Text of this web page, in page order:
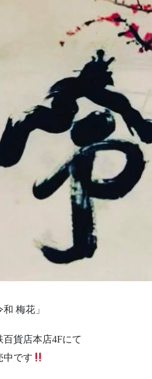
和 梅花」
百貨店本店4Fにて
中です